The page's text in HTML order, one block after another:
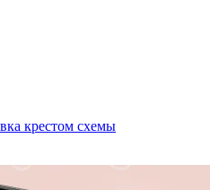
крестом схемы